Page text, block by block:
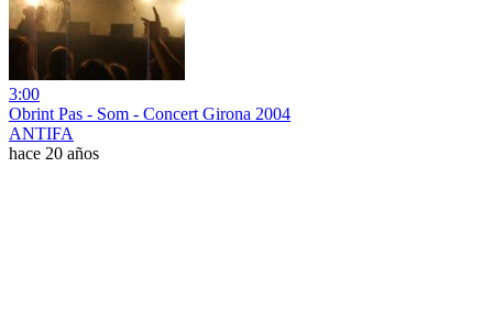
3:00
Obrint Pas - Som - Concert Girona 2004
ANTIFA
hace 20 años